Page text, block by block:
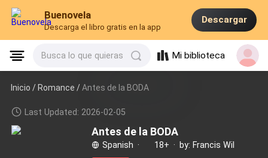
Buenovela
Descarga el libro gratis en la app
Descargar
Busca lo que quieras Mi biblioteca
Inicio /Romance /Antes de la BODA
Last Updated: 2026-02-05
Antes de la BODA
Spanish · 18+ · by: Francis Wil